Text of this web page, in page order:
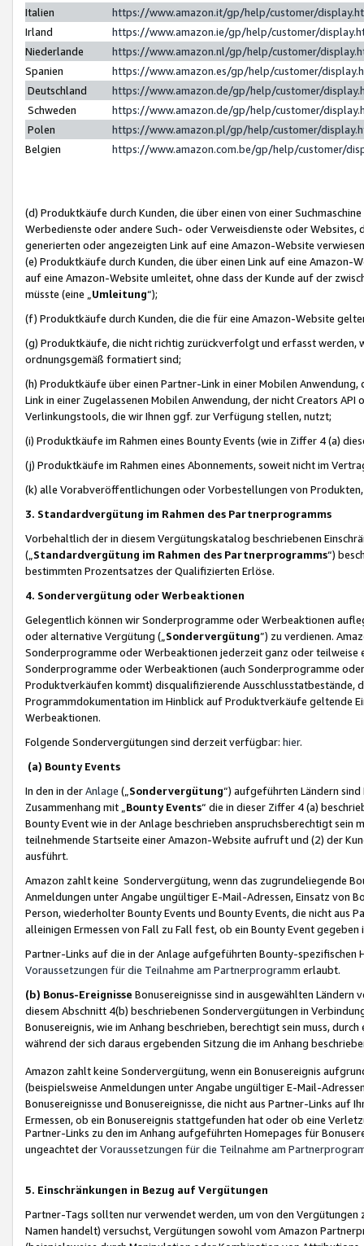
Italien
https://www.amazon.it/gp/help/customer/
Irland
https://www.amazon.ie/gp/help/customer/
Niederlande
https://www.amazon.nl/gp/help/customer/
Spanien
https://www.amazon.es/gp/help/customer/
Deutschland
https://www.amazon.de/gp/help/customer/
Schweden
https://www.amazon.de/gp/help/customer/
Polen
https://www.amazon.pl/gp/help/customer/
Belgien
https://www.amazon.com.be/gp/help/customer/
(d) Produktkäufe durch Kunden, die über einen von einer
Werbedienste oder andere Such- oder Verweisdienste oder Websites,
generierten oder angezeigten Link auf eine Amazon-Website
(e) Produktkäufe durch Kunden, die über einen Link auf eine
auf eine Amazon-Website umleitet, ohne dass der Kunde auf der
müsste (eine „ Umleitung“);
(f) Produktkäufe durch Kunden, die die für eine Amazon-Website
(g) Produktkäufe, die nicht richtig zurückverfolgt und erfasst werden,
ordnungsgemäß formatiert sind;
(h) Produktkäufe über einen Partner-Link in einer Mobilen
Link in einer Zugelassenen Mobilen Anwendung, der nicht Creators
Verlinkungstools, die wir Ihnen ggf. zur Verfügung stellen, nutzt;
(i) Produktkäufe im Rahmen eines Bounty Events (wie in Ziffer 4 (a)
(j) Produktkäufe im Rahmen eines Abonnements, soweit nicht im
(k) alle Vorabveröffentlichungen oder Vorbestellungen von
3. Standardvergütung im Rahmen des Partnerprogramms
Vorbehaltlich der in diesem Vergütungskatalog beschriebenen
(„ Standardvergütung im Rahmen des Partnerprogramms“)
bestimmten Prozentsatzes der Qualifizierten Erlöse.
4. Sondervergütung oder Werbeaktionen
Gelegentlich können wir Sonderprogramme oder Werbeaktionen
oder alternative Vergütung („ Sondervergütung”) zu verdienen.
Sonderprogramme oder Werbeaktionen jederzeit ganz oder
Sonderprogramme oder Werbeaktionen (auch Sonderprogramme
Produktverkäufen kommt) disqualifizierende Ausschlusstatbestände,
Programmdokumentation im Hinblick auf Produktverkäufe geltende
Werbeaktionen.
Folgende Sondervergütungen sind derzeit verfügbar: hier.
(a) Bounty Events
In den in derAnlage („ Sondervergütung“) aufgeführten Ländern
Zusammenhang mit „ Bounty Events“ die in dieser Ziffer 4 (a)
Bounty Event wie in der Anlage beschrieben anspruchsberechtigt sein
teilnehmende Startseite einer Amazon-Website aufruft und (2) der
ausführt.
Amazon zahlt keine Sondervergütung, wenn das zugrundeliegende
Anmeldungen unter Angabe ungültiger E-Mail-Adressen, Einsatz von
Person, wiederholter Bounty Events und Bounty Events, die nicht
alleinigen Ermessen von Fall zu Fall fest, ob ein Bounty Event
Partner-Links auf die in der Anlage aufgeführten Bounty-spezifischen
Voraussetzungen für die Teilnahme am Partnerprogramm erlaubt.
(b) Bonus-Ereignisse Bonusereignisse sind in ausgewählten Ländern
diesem Abschnitt 4(b) beschriebenen Sondervergütungen in
Bonusereignis, wie im Anhang beschrieben, berechtigt sein muss,
während der sich daraus ergebenden Sitzung die im Anhang
Amazon zahlt keine Sondervergütung, wenn ein Bonusereignis
(beispielsweise Anmeldungen unter Angabe ungültiger E-Mail-
Bonusereignisse und Bonusereignisse, die nicht aus Partner-Links auf
Ermessen, ob ein Bonusereignis stattgefunden hat oder ob eine
Partner-Links zu den im Anhang aufgeführten Homepages für
ungeachtet derVoraussetzungen für die Teilnahme am
5. Einschränkungen in Bezug auf Vergütungen
Partner-Tags sollten nur verwendet werden, um von den
Namen handelt) versuchst, Vergütungen sowohl vom Amazon